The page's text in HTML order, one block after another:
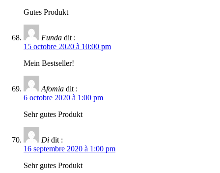
Gutes Produkt
Funda dit :
15 octobre 2020 à 10:00 pm
Mein Bestseller!
Afomia dit :
6 octobre 2020 à 1:00 pm
Sehr gutes Produkt
Di dit :
16 septembre 2020 à 1:00 pm
Sehr gutes Produkt